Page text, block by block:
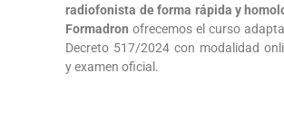
radiofonista de forma rápida y
Formadron ofrecemos el curso
Decreto 517/2024 con modalidad
y examen oficial.